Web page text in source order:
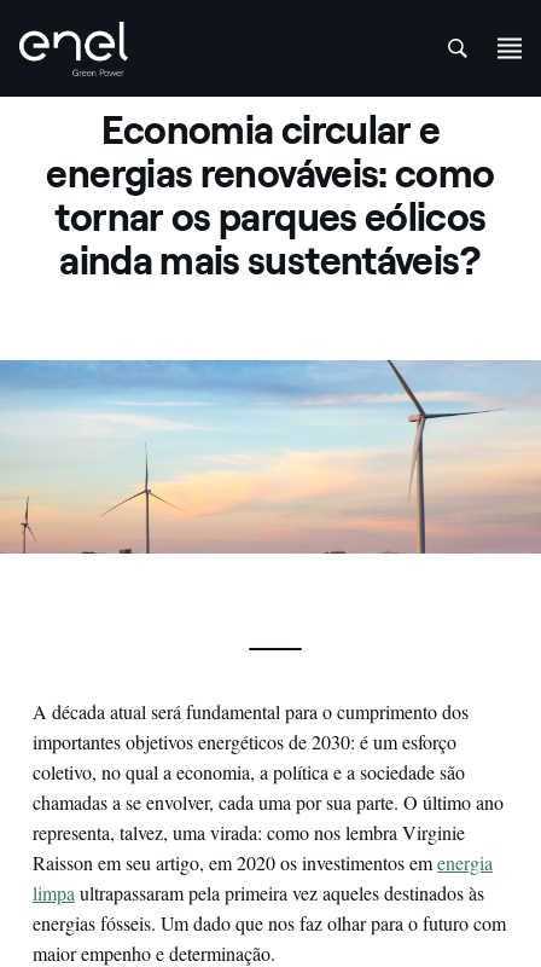
Economia circular e
energias renováveis: como
tornar os parques eólicos
ainda mais sustentáveis?
A década atual será fundamental para o cumprimento dos
importantes objetivos energéticos de 2030: é um esforço
coletivo, no qual a economia, a política e a sociedade são
chamadas a se envolver, cada uma por sua parte. O último ano
representa, talvez, uma virada: como nos lembra Virginie
Raisson em seu artigo, em 2020 os investimentos emenergia
limpa ultrapassaram pela primeira vez aqueles destinados às
energias fósseis. Um dado que nos faz olhar para o futuro com
maior empenho e determinação.